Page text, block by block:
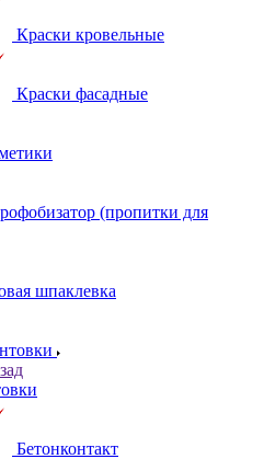
Краски кровельные
Краски фасадные
(пропитки для
шпаклевка
Бетонконтакт